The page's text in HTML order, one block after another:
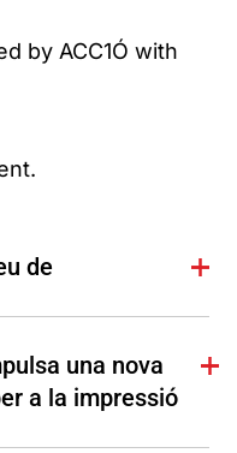
by ACC1Ó with
de
una nova
a la impressió